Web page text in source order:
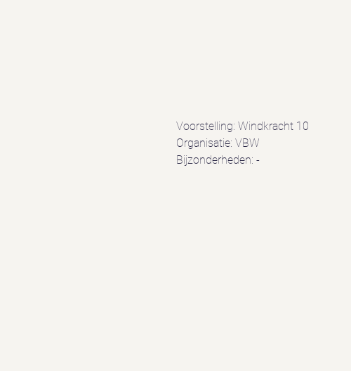
Voorstelling: Windkracht 10
Organisatie: VBW
Bijzonderheden: -